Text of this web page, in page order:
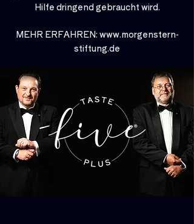
Hilfe dringend gebraucht wird.
MEHR ERFAHREN: www.morgenstern-
stiftung.de